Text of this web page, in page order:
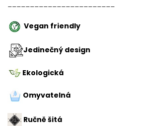
Vegan friendly
Jedinečný design
Ekologická
Omyvatelná
Ručně šitá